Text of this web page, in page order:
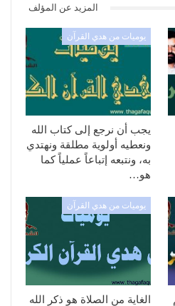
المزيد عن المؤلف
يوميات من هدي القرآن
يجب أن نرجع إلى كتاب الله
ونعطيه أولوية مطلقة ونهتدي
به، ونتبعه إتباعاً عملياً كما
هو…
يوميات من هدي القرآن
الغاية من الصلاة هو ذكر الله